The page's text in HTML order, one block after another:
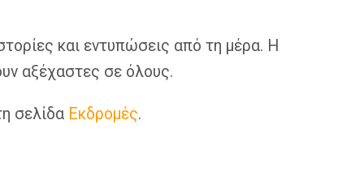
και εντυπώσεις από τη μέρα. Η
αξέχαστες σε όλους.
σελίδα Εκδρομές.